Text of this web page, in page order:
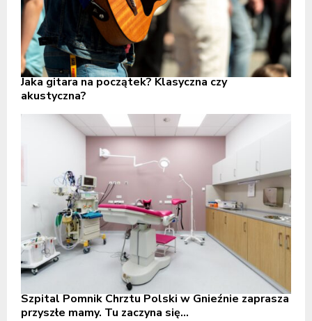
Jaka gitara na początek? Klasyczna czy
akustyczna?
Szpital Pomnik Chrztu Polski w Gnieźnie zaprasza
przyszłe mamy. Tu zaczyna się...